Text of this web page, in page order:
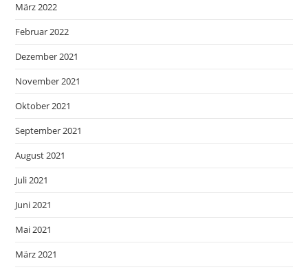
März 2022
Februar 2022
Dezember 2021
November 2021
Oktober 2021
September 2021
August 2021
Juli 2021
Juni 2021
Mai 2021
März 2021